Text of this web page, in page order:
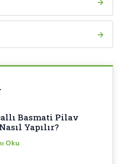
Basmati Pilav
Yapılır?
Oku